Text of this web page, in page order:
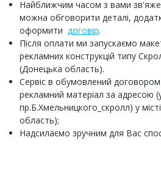
Найближчим часом з вами
можна обговорити деталі,
оформити договір.
Після оплати ми запускаємо
рекламних конструкцій типу
(Донецька область).
Сервіс в обумовлений
рекламний матеріал за адресою
пр.Б.Хмельницкого_скролл) у
область);
Надсилаємо зручним для Вас